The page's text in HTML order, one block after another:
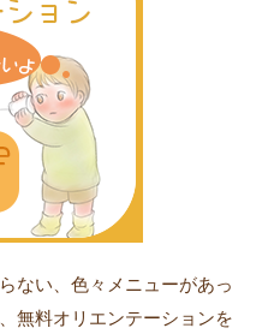
ない、色々メニューがあっ
無料オリエンテーションを